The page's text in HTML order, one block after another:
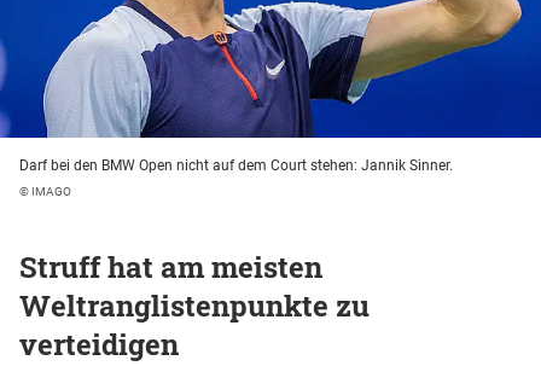
Darf bei den BMW Open nicht auf dem Court stehen: Jannik Sinner.
© IMAGO
Struff hat am meisten
Weltranglistenpunkte zu
verteidigen